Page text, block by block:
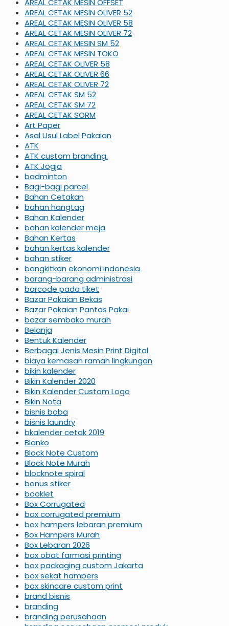
AREAL CETAK MESIN OFFSET
AREAL CETAK MESIN OLIVER 52
AREAL CETAK MESIN OLIVER 58
AREAL CETAK MESIN OLIVER 72
AREAL CETAK MESIN SM 52
AREAL CETAK MESIN TOKO
AREAL CETAK OLIVER 58
AREAL CETAK OLIVER 66
AREAL CETAK OLIVER 72
AREAL CETAK SM 52
AREAL CETAK SM 72
AREAL CETAK SORM
Art Paper
Asal Usul Label Pakaian
ATK
ATK custom branding.
ATK Jogja
badminton
Bagi-bagi parcel
Bahan Cetakan
bahan hangtag
Bahan Kalender
bahan kalender meja
Bahan Kertas
bahan kertas kalender
bahan stiker
bangkitkan ekonomi indonesia
barang-barang administrasi
barcode pada tiket
Bazar Pakaian Bekas
Bazar Pakaian Pantas Pakai
bazar sembako murah
Belanja
Bentuk Kalender
Berbagai Jenis Mesin Print Digital
biaya kemasan ramah lingkungan
bikin kalender
Bikin Kalender 2020
Bikin Kalender Custom Logo
Bikin Nota
bisnis boba
bisnis laundry
bkalender cetak 2019
Blanko
Block Note Custom
Block Note Murah
blocknote spiral
bonus stiker
booklet
Box Corrugated
box corrugated premium
box hampers lebaran premium
Box Hampers Murah
Box Lebaran 2026
box obat farmasi printing
box packaging custom Jakarta
box sekat hampers
box skincare custom print
brand bisnis
branding
branding perusahaan